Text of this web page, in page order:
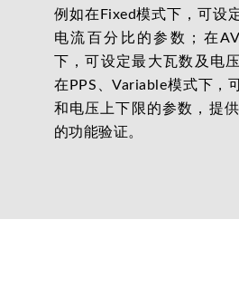
例如在Fixed模式下，可设
电流百分比的参数；在
下，可设定最大瓦数及电
在PPS、Variable模式下，
和电压上下限的参数，提
的功能验证。